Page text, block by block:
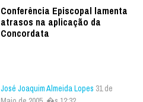
Conferência Episcopal lamenta
atrasos na aplicação da
Concordata
José Joaquim Almeida Lopes 31 de